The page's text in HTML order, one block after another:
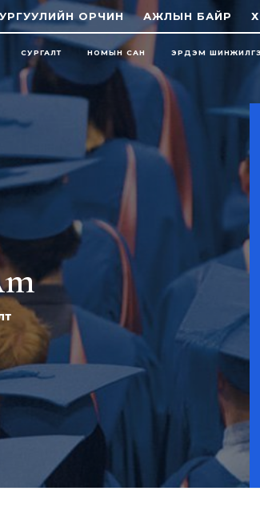
ОРЧИН АЖЛЫН БАЙР
СУРГАЛТ НОМЫН САН ЭРДЭМ